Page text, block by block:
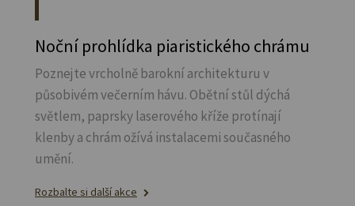
Noční prohlídka piaristického chrámu
Poznejte vrcholně barokní architekturu v
působivém večerním hávu. Obětní stůl dýchá
světlem, paprsky laserového kříže protínají
klenby a chrám ožívá instalacemi současného
umění.
Rozbalte si další akce